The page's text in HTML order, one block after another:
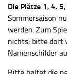
Die Plätze 1, 4,
Sommersaison
werden. Zum
nichts; bitte dort
Namenschilder